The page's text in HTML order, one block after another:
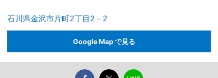
石川県金沢市片町2丁目2－2
Google Map で見る